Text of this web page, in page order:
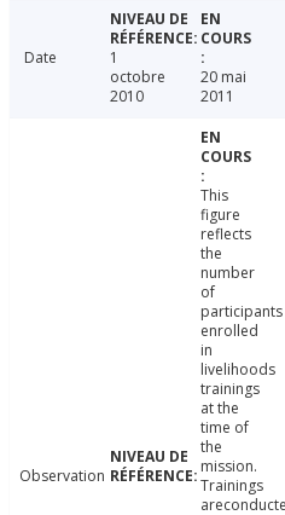
Date
1
octobre
2010
20 mai
2011
Observation
This
figure
reflects
the
number
of
participants
enrolled
in
livelihoods
trainings
at the
time of
the
mission.
Trainings